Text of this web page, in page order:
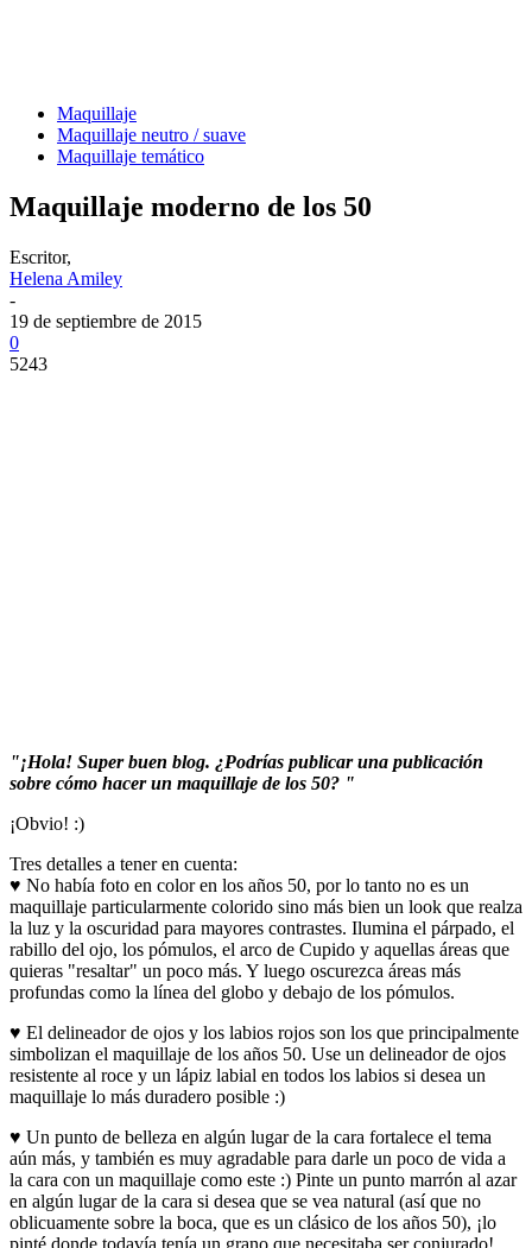
Maquillaje
Maquillaje neutro / suave
Maquillaje temático
Maquillaje moderno de los 50
Escritor,
Helena Amiley
-
19 de septiembre de 2015
0
5243
"¡Hola! Super buen blog. ¿Podrías publicar una publicación
sobre cómo hacer un maquillaje de los 50? "
¡Obvio! :)
Tres detalles a tener en cuenta:
♥ No había foto en color en los años 50, por lo tanto no es un
maquillaje particularmente colorido sino más bien un look que realza
la luz y la oscuridad para mayores contrastes. Ilumina el párpado, el
rabillo del ojo, los pómulos, el arco de Cupido y aquellas áreas que
quieras "resaltar" un poco más. Y luego oscurezca áreas más
profundas como la línea del globo y debajo de los pómulos.
♥ El delineador de ojos y los labios rojos son los que principalmente
simbolizan el maquillaje de los años 50. Use un delineador de ojos
resistente al roce y un lápiz labial en todos los labios si desea un
maquillaje lo más duradero posible :)
♥ Un punto de belleza en algún lugar de la cara fortalece el tema
aún más, y también es muy agradable para darle un poco de vida a
la cara con un maquillaje como este :) Pinte un punto marrón al azar
en algún lugar de la cara si desea que se vea natural (así que no
oblicuamente sobre la boca, que es un clásico de los años 50), ¡lo
pinté donde todavía tenía un grano que necesitaba ser conjurado!